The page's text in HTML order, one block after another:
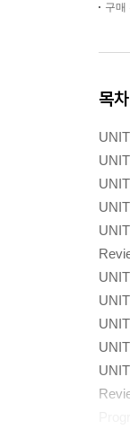
구매
목차